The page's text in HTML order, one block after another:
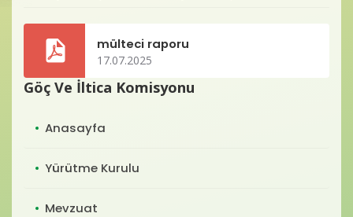
Raporlar
Duyurular
Yayınlar
Baro Bültenleri
Diğer
mülteci raporu
17.07.2025
Göç Ve İltica Komisyonu
Anasayfa
Yürütme Kurulu
Mevzuat